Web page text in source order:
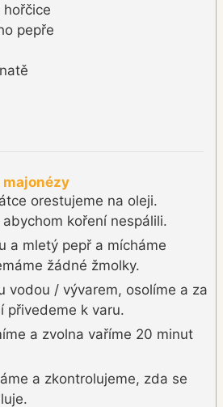
pepře
majonézy
orestujeme na oleji.
koření nespálili.
a mletý pepř a mícháme
žádné žmolky.
vodou / vývarem, osolíme a za
přivedeme k varu.
a zvolna vaříme 20 minut
a zkontrolujeme, zda se